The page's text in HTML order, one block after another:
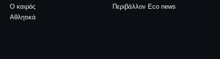
Ο καιρός
Περιβάλλον Eco news
Αθλητικά